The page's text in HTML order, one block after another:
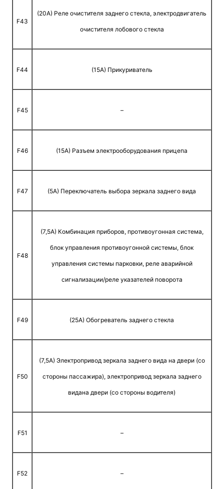
F43
(20A) Реле очистителя заднего стекла, электродвигатель
очистителя лобового стекла
F44 (15A) Прикуриватель
F45 –
F46 (15A) Разъем электрооборудования прицепа
F47 (5A) Переключатель выбора зеркала заднего вида
F48
(7,5A) Комбинация приборов, противоугонная система,
блок управления противоугонной системы, блок
управления системы парковки, реле аварийной
сигнализации/реле указателей поворота
F49 (25A) Обогреватель заднего стекла
F50
(7,5A) Электропривод зеркала заднего вида на двери (со
стороны пассажира), электропривод зеркала заднего
видана двери (со стороны водителя)
F51 –
F52 –